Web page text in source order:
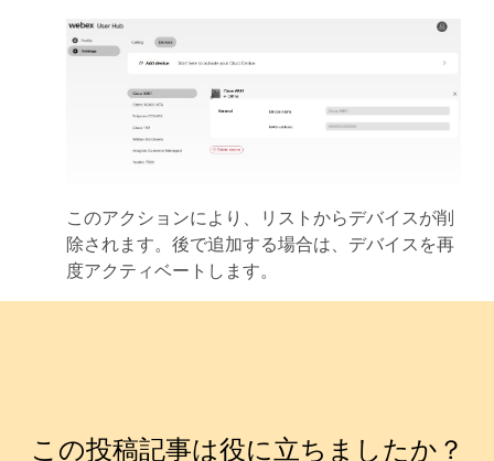
このアクションにより、リストからデバイスが削
除されます。後で追加する場合は、デバイスを再
度アクティベートします。
この投稿記事は役に立ちましたか？